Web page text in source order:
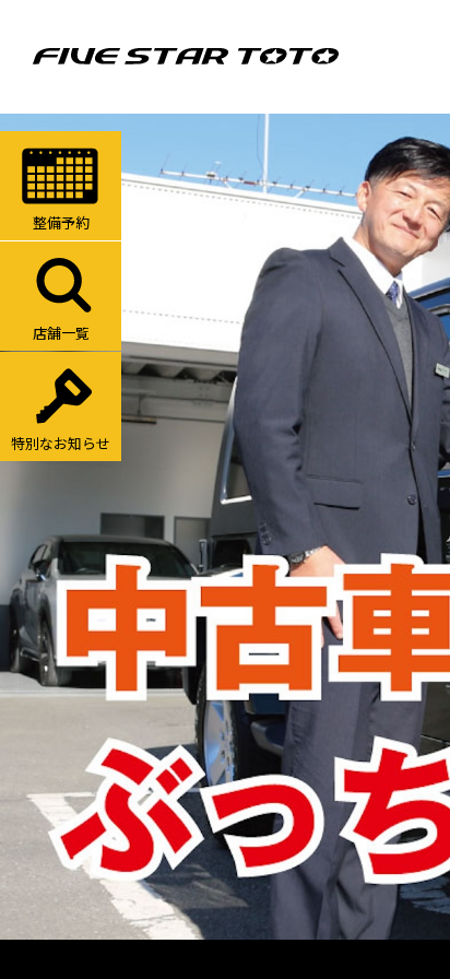
整備予約
店舗一覧
特別なお知らせ